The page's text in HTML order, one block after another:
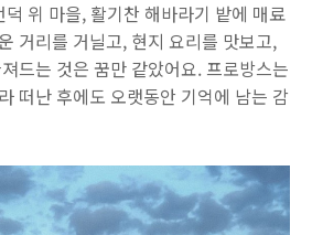
위 마을, 활기찬 해바라기 밭에 매료
거리를 거닐고, 현지 요리를 맛보고,
드는 것은 꿈만 같았어요. 프로방스는
떠난 후에도 오랫동안 기억에 남는 감